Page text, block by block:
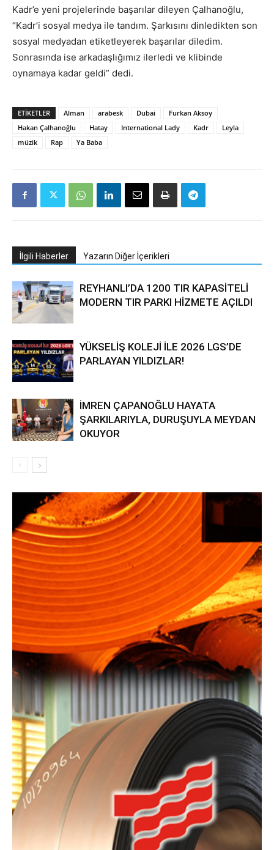
Kadr’e yeni projelerinde başarılar dileyen Çalhanoğlu,
“Kadr’i sosyal medya ile tandım. Şarkısını dinledikten son
sosyal medyadan etiketleyerek başarılar diledim.
Sonrasında ise arkadaşlığımız ilerledi ve klibinde
oynamaya kadar geldi” dedi.
ETIKETLER Alman arabesk Dubai
Furkan Aksoy
Hakan Çalhanoğlu
Hatay International Lady Kadr
Leyla
müzik
Rap Ya Baba
İlgili Haberler Yazarın Diğer İçerikleri
REYHANLI’DA 1200 TIR KAPASİTELİ
MODERN TIR PARKI HİZMETE AÇILDI
YÜKSELİŞ KOLEJİ İLE 2026 LGS’DE
PARLAYAN YILDIZLAR!
İMREN ÇAPANOĞLU HAYATA
ŞARKILARIYLA, DURUŞUYLA MEYDAN
OKUYOR